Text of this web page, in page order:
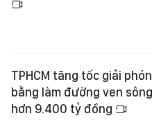
hơn 9.400 tỷ đồng